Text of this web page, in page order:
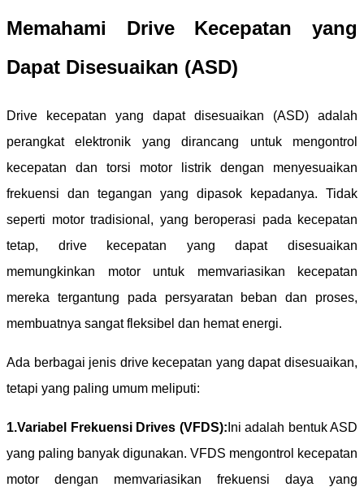
Memahami Drive Kecepatan yang
Dapat Disesuaikan (ASD)
Drive kecepatan yang dapat disesuaikan (ASD) adalah
perangkat elektronik yang dirancang untuk mengontrol
kecepatan dan torsi motor listrik dengan menyesuaikan
frekuensi dan tegangan yang dipasok kepadanya. Tidak
seperti motor tradisional, yang beroperasi pada kecepatan
tetap, drive kecepatan yang dapat disesuaikan
memungkinkan motor untuk memvariasikan kecepatan
mereka tergantung pada persyaratan beban dan proses,
membuatnya sangat fleksibel dan hemat energi.
Ada berbagai jenis drive kecepatan yang dapat disesuaikan,
tetapi yang paling umum meliputi:
1.Variabel Frekuensi Drives (VFDS): Ini adalah bentuk ASD
yang paling banyak digunakan. VFDS mengontrol kecepatan
motor dengan memvariasikan frekuensi daya yang